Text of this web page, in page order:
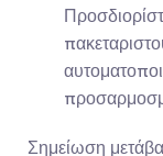
Σημείωση